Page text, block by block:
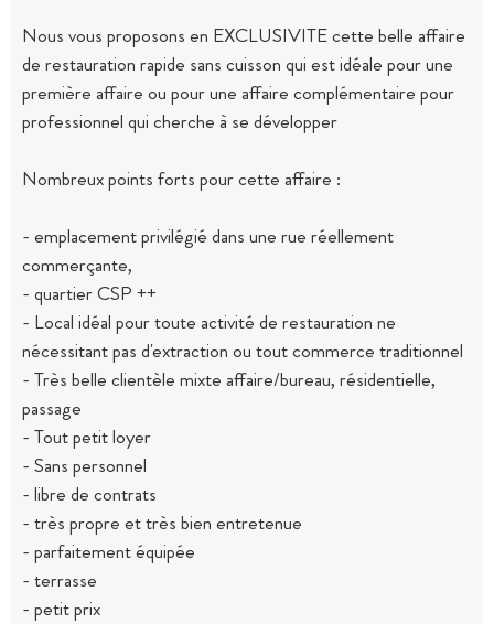
Nous vous proposons en EXCLUSIVITE cette belle affaire
de restauration rapide sans cuisson qui est idéale pour une
première affaire ou pour une affaire complémentaire pour
professionnel qui cherche à se développer
Nombreux points forts pour cette affaire :
- emplacement privilégié dans une rue réellement
commerçante,
- quartier CSP ++
- Local idéal pour toute activité de restauration ne
nécessitant pas d'extraction ou tout commerce traditionnel
- Très belle clientèle mixte affaire/bureau, résidentielle,
passage
- Tout petit loyer
- Sans personnel
- libre de contrats
- très propre et très bien entretenue
- parfaitement équipée
- terrasse
- petit prix